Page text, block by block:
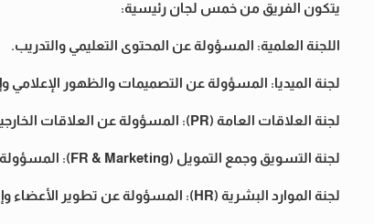
يتكون الفريق من خمس لجان رئيسية:
اللجنة العلمية: المسؤولة عن المحتوى التعليمي والتدريب.
لجنة الميديا: المسؤولة عن التصميمات والظهور الإعلامي
لجنة العلاقات العامة (PR): المسؤولة عن العلاقات الخارجية والظهور الإعلامي.
لجنة التسويق وجمع التمويل (FR & Marketing): المسؤولة عن التسويق وتوفير الموارد والدعم.
لجنة الموارد البشرية (HR): المسؤولة عن تطوير الأعضاء وإدارة المقابلات وتنمية الفريق.